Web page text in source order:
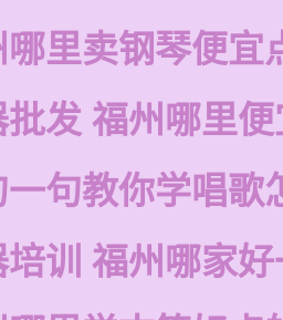
里卖钢琴便宜
批发 福州哪里
一句教你学唱歌
培训 福州哪家